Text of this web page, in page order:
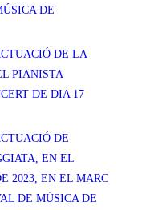
DE
DE LA
PIANISTA
DE DIA 17
DE
EN EL
2023, EN EL MARC
DE MÚSICA DE